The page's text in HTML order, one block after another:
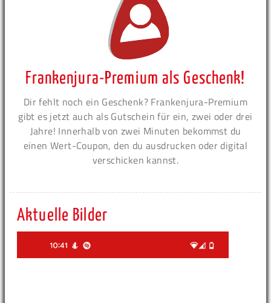
Frankenjura-Premium als Geschenk!
Dir fehlt noch ein Geschenk? Frankenjura-Premium
gibt es jetzt auch als Gutschein für ein, zwei oder drei
Jahre! Innerhalb von zwei Minuten bekommst du
einen Wert-Coupon, den du ausdrucken oder digital
verschicken kannst.
Aktuelle Bilder